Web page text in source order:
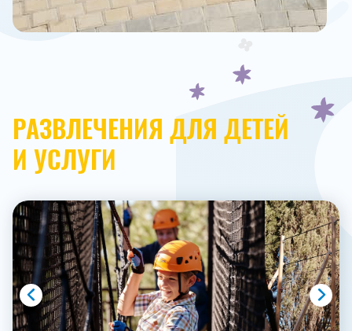
РАЗВЛЕЧЕНИЯ ДЛЯ ДЕТЕЙ
И УСЛУГИ